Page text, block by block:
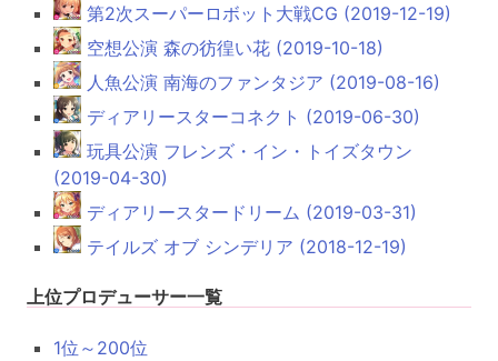
第2次スーパーロボット大戦CG (2019-12-19)
空想公演 森の彷徨い花 (2019-10-18)
人魚公演 南海のファンタジア (2019-08-16)
ディアリースターコネクト (2019-06-30)
玩具公演 フレンズ・イン・トイズタウン
(2019-04-30)
ディアリースタードリーム (2019-03-31)
テイルズ オブ シンデリア (2018-12-19)
上位プロデューサー一覧
1位～200位